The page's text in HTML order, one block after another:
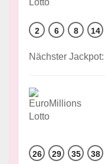
2 6 8 14
Nächster
26 29 35 38